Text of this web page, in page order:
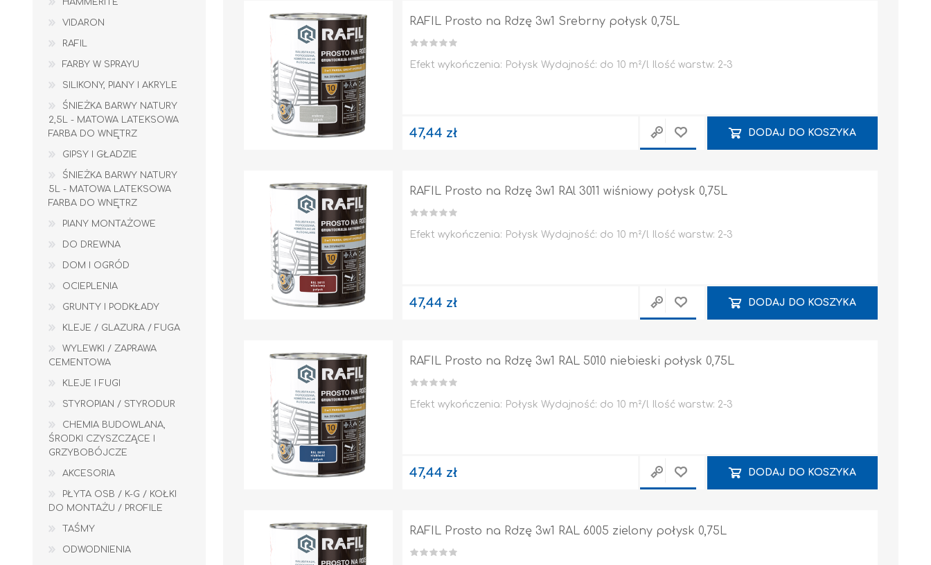
Impregnaty
Altax
Lakierobejca
Lakiery
Grunt Do Drewna
Zobacz wszystkie
elewacyjne
KLEJE I FUGI
TAŚMY ODWODNIENIA KANALIZACJA
RAFIL Prosto na Rdzę 3w1 Srebrny połysk 0,75L
Efekt wykończenia: Połysk Wydajność: do 10 m²/l Ilość warstw: 2-3
47,44 zł DODAJ DO KOSZYKA
RAFIL Prosto na Rdzę 3w1 RAl 3011 wiśniowy połysk 0,75L
Efekt wykończenia: Połysk Wydajność: do 10 m²/l Ilość warstw: 2-3
47,44 zł DODAJ DO KOSZYKA
RAFIL Prosto na Rdzę 3w1 RAL 5010 niebieski połysk 0,75L
Efekt wykończenia: Połysk Wydajność: do 10 m²/l Ilość warstw: 2-3
47,44 zł DODAJ DO KOSZYKA
RAFIL Prosto na Rdzę 3w1 RAL 6005 zielony połysk 0,75L
HAMMERITE
VIDARON
RAFIL
FARBY W SPRAYU
SILIKONY, PIANY I AKRYLE
ŚNIEŻKA BARWY NATURY
2,5L - MATOWA LATEKSOWA
FARBA DO WNĘTRZ
GIPSY I GŁADZIE
ŚNIEŻKA BARWY NATURY
5L - MATOWA LATEKSOWA
FARBA DO WNĘTRZ
PIANY MONTAŻOWE
DO DREWNA
DOM I OGRÓD
OCIEPLENIA
GRUNTY I PODKŁADY
KLEJE / GLAZURA / FUGA
WYLEWKI / ZAPRAWA
CEMENTOWA
KLEJE I FUGI
STYROPIAN / STYRODUR
CHEMIA BUDOWLANA,
ŚRODKI CZYSZCZĄCE I
GRZYBOBÓJCZE
AKCESORIA
PŁYTA OSB / K-G / KOŁKI
DO MONTAŻU / PROFILE
TAŚMY
ODWODNIENIA